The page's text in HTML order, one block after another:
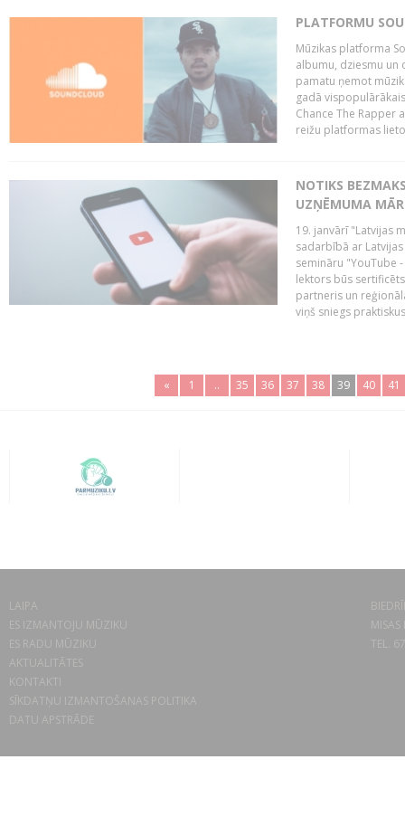
PLATFORMU
Mūzikas platforma
albumu, dziesmu un
pamatu ņemot
gadā
Chance The Rapper
reižu platformas
NOTIKS
UZŅĒMUMA
19. janvārī "Latvijas
sadarbībā ar
semināru "YouTube
lektors būs
partneris un
viņš sniegs
« 1 .. 35 36 37 38 39 40 41
LAIPA
ES IZMANTOJU MŪZIKU
ES RADU MŪZIKU
AKTUALITĀTES
KONTAKTI
SĪKDATŅU IZMANTOŠANAS POLITIKA
DATU APSTRĀDE
TEL.